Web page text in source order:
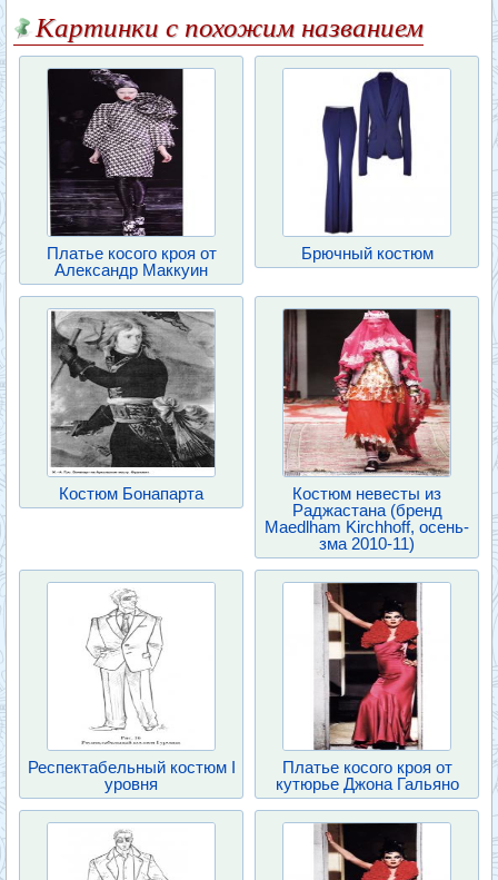
Картинки с похожим названием
Платье косого кроя от
Александр Маккуин
Брючный костюм
Костюм Бонапарта
Костюм невесты из
Раджастана (бренд
Maedlham Kirchhoff, осень-
зма 2010-11)
Респектабельный костюм I
уровня
Платье косого кроя от
кутюрье Джона Гальяно